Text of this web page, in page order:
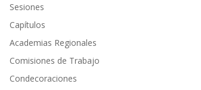
Sesiones
Capítulos
Academias Regionales
Comisiones de Trabajo
Condecoraciones